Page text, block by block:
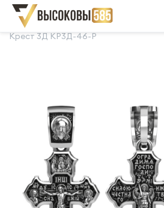
Главная Склад готовой продукции
Крест 3Д КР3Д-46-Р